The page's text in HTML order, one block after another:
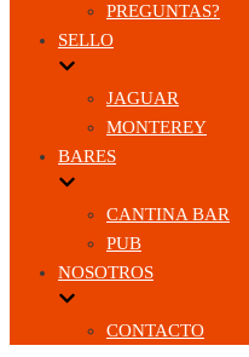
PREGUNTAS?
SELLO
JAGUAR
MONTEREY
BARES
CANTINA BAR
PUB
NOSOTROS
CONTACTO